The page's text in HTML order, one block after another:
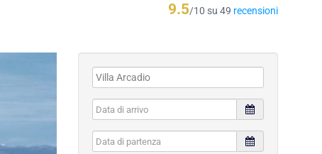
9.5/10 su 49 recensioni